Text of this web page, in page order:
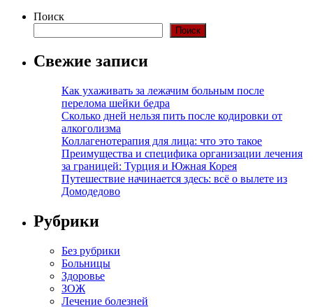
Поиск
Поиск
Свежие записи
Как ухаживать за лежачим больным после
перелома шейки бедра
Сколько дней нельзя пить после кодировки от
алкоголизма
Коллагенотерапия для лица: что это такое
Преимущества и специфика организации лечения
за границей: Турция и Южная Корея
Путешествие начинается здесь: всё о вылете из
Домодедово
Рубрики
Без рубрики
Больницы
Здоровье
ЗОЖ
Лечение болезней